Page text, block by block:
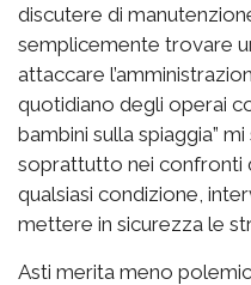
discutere di
semplicemente trovare
attaccare
quotidiano degli operai
bambini sulla spiaggia”
soprattutto nei confronti
qualsiasi condizione,
mettere in sicurezza le
Asti merita meno